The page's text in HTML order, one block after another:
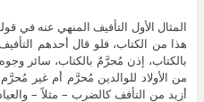
المثال الأول التأفيف المنهي عنه في
هذا من الكتاب، فلو قال أحدهم
بالكتاب، إذن مُحرَّمٌ بالكتاب، سائر
من الأولاد للوالدين مُحرَّم أم غير
أزيد من التأفف كالضرب – مثلاً –